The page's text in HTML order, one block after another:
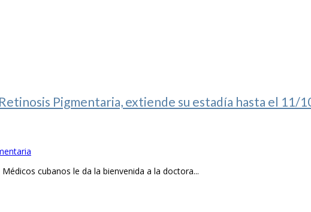
Pigmentaria, extiende su estadía hasta el 11/
cubanos le da la bienvenida a la doctora...